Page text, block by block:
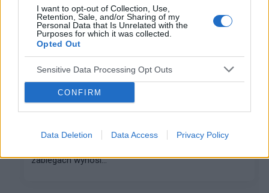
I want to opt-out of Collection, Use,
Retention, Sale, and/or Sharing of my
Personal Data that Is Unrelated with the
Purposes for which it was collected.
Opted Out
Sensitive Data Processing Opt Outs
CONFIRM
Data Deletion Data Access Privacy Policy
gość
Forum:
Życie po zawale
wszczepiono mi także by-passy (pomostowanie ).
zabiegach wynosi...